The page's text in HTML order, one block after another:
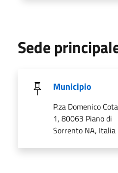
Sede
Municipio
P.za Domenico
1, 80063 Piano di
Sorrento NA, Italia